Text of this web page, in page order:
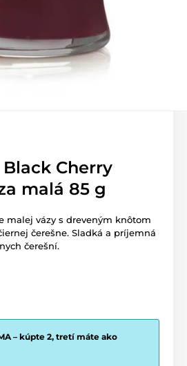
Cherry
malá 85 g
malej vázy s dreveným knôtom
čerešne. Sladká a príjemná
čerešní.
– kúpte 2, tretí máte ako